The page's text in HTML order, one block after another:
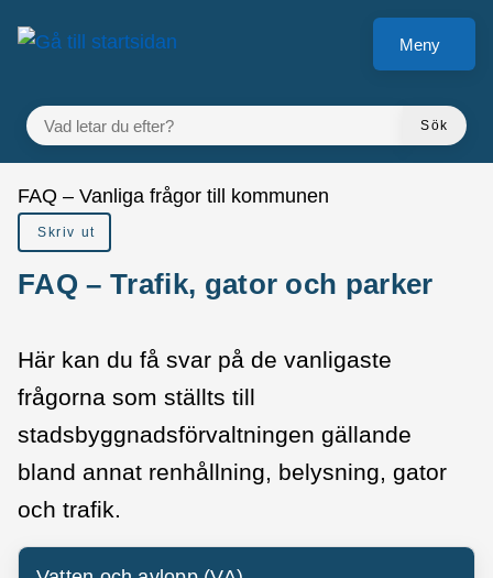
Gå till innehåll
till sidomeny
Meny
VAD LETAR DU EFTER?
Sök
Du är här:
FAQ – Vanliga frågor till kommunen
Skriv ut
FAQ – Trafik, gator och parker
Här kan du få svar på de vanligaste
frågorna som ställts till
stadsbyggnadsförvaltningen gällande
bland annat renhållning, belysning, gator
och trafik.